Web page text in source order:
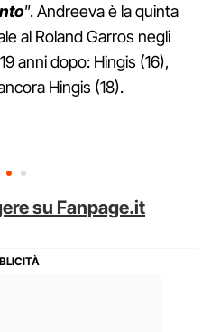
". Andreeva è la quinta
al Roland Garros negli
anni dopo: Hingis (16),
Hingis (18).
su Fanpage.it